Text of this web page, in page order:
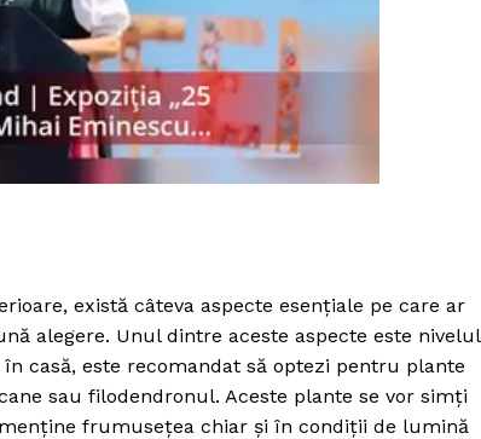
Despre noi / Echipa
Proiecte editoriale
Rețea
Contact
există câteva aspecte esențiale pe care ar
alegere. Unul dintre aceste aspecte este nivelul
casă, este recomandat să optezi pentru plante
sau filodendronul. Aceste plante se vor simți
frumusețea chiar și în condiții de lumină